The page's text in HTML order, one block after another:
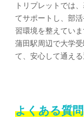
トリプレットでは
てサポートし、部
習環境を整えていま
蒲田駅周辺で大学
て、安心して通え
よくある質問